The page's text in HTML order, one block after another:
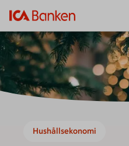
Hushållsekonomi